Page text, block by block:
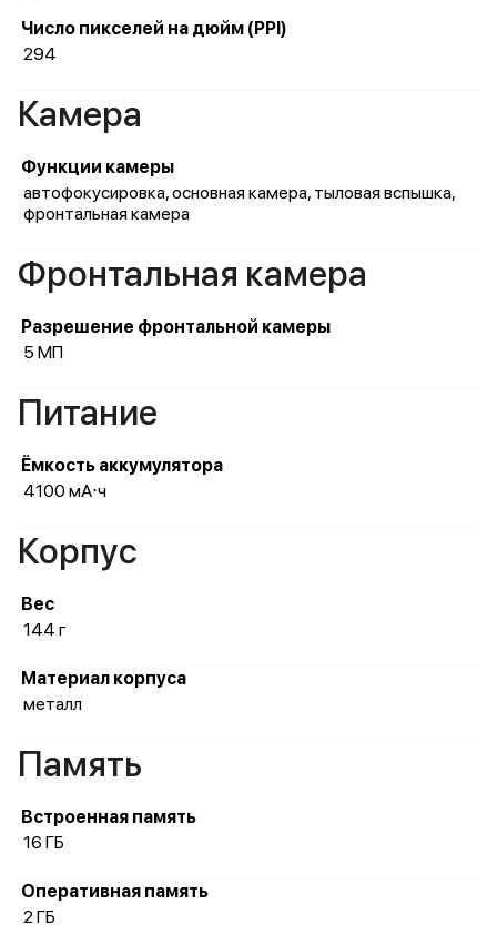
Число пикселей на дюйм (PPI)
294
Камера
Функции камеры
автофокусировка, основная камера, тыловая вспышка,
фронтальная камера
Фронтальная камера
Разрешение фронтальной камеры
5 МП
Питание
Ёмкость аккумулятора
4100 мА⋅ч
Корпус
Вес
144 г
Материал корпуса
металл
Память
Встроенная память
16 ГБ
Оперативная память
2 ГБ